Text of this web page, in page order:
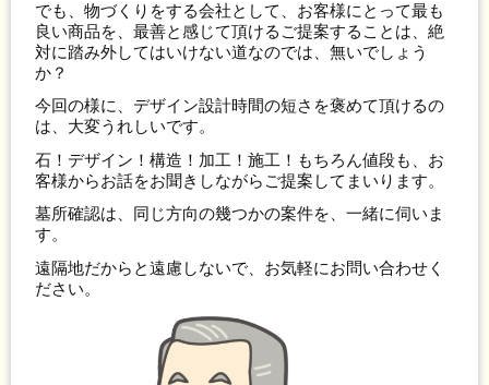
でも、物づくりをする会社として、お客様にとって最も
良い商品を、最善と感じて頂けるご提案することは、絶
対に踏み外してはいけない道なのでは、無いでしょう
か？
今回の様に、デザイン設計時間の短さを褒めて頂けるの
は、大変うれしいです。
石！デザイン！構造！加工！施工！もちろん値段も、お
客様からお話をお聞きしながらご提案してまいります。
墓所確認は、同じ方向の幾つかの案件を、一緒に伺いま
す。
遠隔地だからと遠慮しないで、お気軽にお問い合わせく
ださい。